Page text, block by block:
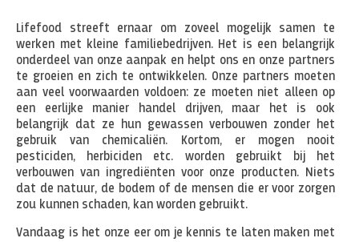
Lifefood streeft ernaar om zoveel mogelijk samen te
werken met kleine familiebedrijven. Het is een belangrijk
onderdeel van onze aanpak en helpt ons en onze partners
te groeien en zich te ontwikkelen. Onze partners moeten
aan veel voorwaarden voldoen: ze moeten niet alleen op
een eerlijke manier handel drijven, maar het is ook
belangrijk dat ze hun gewassen verbouwen zonder het
gebruik van chemicaliën. Kortom, er mogen nooit
pesticiden, herbiciden etc. worden gebruikt bij het
verbouwen van ingrediënten voor onze producten. Niets
dat de natuur, de bodem of de mensen die er voor zorgen
zou kunnen schaden, kan worden gebruikt.
Vandaag is het onze eer om je kennis te laten maken met